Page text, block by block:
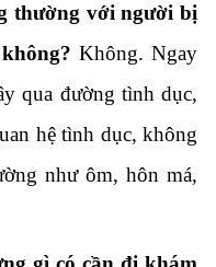
thường với người bị
Không. Ngay
qua đường tình dục,
hệ tình dục, không
như ôm, hôn má,